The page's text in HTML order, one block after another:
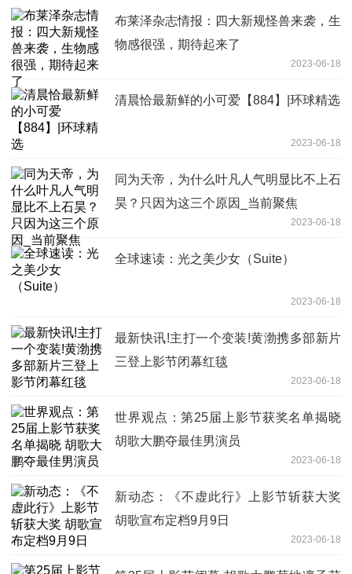
布莱泽杂志情报：四大新规怪兽来袭，生
物感很强，期待起来了
2023-06-18
清晨恰最新鲜的小可爱【884】|环球精选
2023-06-18
同为天帝，为什么叶凡人气明显比不上石
昊？只因为这三个原因_当前聚焦
2023-06-18
全球速读：光之美少女（Suite）
2023-06-18
最新快讯!主打一个变装!黄渤携多部新片
三登上影节闭幕红毯
2023-06-18
世界观点：第25届上影节获奖名单揭晓
胡歌大鹏夺最佳男演员
2023-06-18
新动态：《不虚此行》上影节斩获大奖
胡歌宣布定档9月9日
2023-06-18